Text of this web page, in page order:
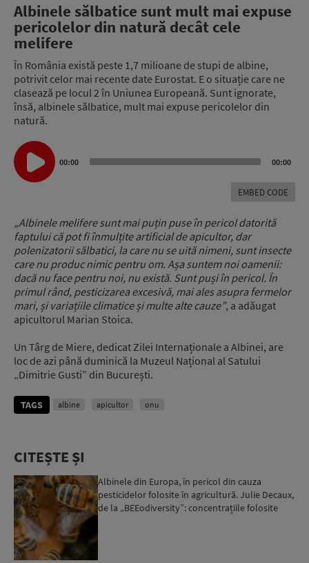
Albinele sălbatice sunt mult mai expuse
pericolelor din natură decât cele
melifere
În România există peste 1,7 milioane de stupi de albine,
potrivit celor mai recente date Eurostat. E o situație care ne
clasează pe locul 2 în Uniunea Europeană. Sunt ignorate,
însă, albinele sălbatice, mult mai expuse pericolelor din
natură.
Audio
Player
00:00 00:00
EMBED CODE
„Albinele melifere sunt mai puțin puse în pericol datorită
faptului că pot fi înmulțite artificial de apicultor, dar
polenizatorii sălbatici, la care nu se uită nimeni, sunt insecte
care nu produc nimic pentru om. Așa suntem noi oamenii:
dacă nu face pentru noi, nu există. Sunt puși în pericol. În
primul rând, pesticizarea excesivă, mai ales asupra fermelor
mari, și variațiile climatice și multe alte cauze”, a adăugat
apicultorul Marian Stoica.
Un Târg de Miere, dedicat Zilei Internaționale a Albinei, are
loc de azi până duminică la Muzeul Național al Satului
„Dimitrie Gusti” din București.
TAGS albine apicultor onu
CITEȘTE ȘI
Albinele din Europa, în pericol din cauza
pesticidelor folosite în agricultură. Julie Decaux,
de la „BEEodiversity”: concentrațiile folosite